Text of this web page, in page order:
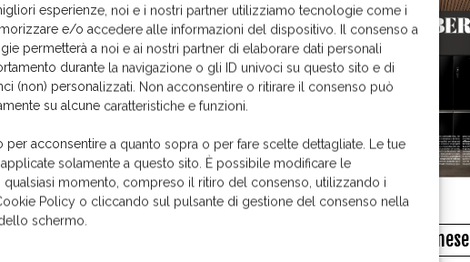
esperienze, noi e i nostri partner utilizziamo tecnologie come i
e/o accedere alle informazioni del dispositivo. Il consenso a
permetterà a noi e ai nostri partner di elaborare dati personali
durante la navigazione o gli ID univoci su questo sito e di
(non) personalizzati. Non acconsentire o ritirare il consenso può
su alcune caratteristiche e funzioni.
per acconsentire a quanto sopra o per fare scelte dettagliate. Le tue
solamente a questo sito. È possibile modificare le
qualsiasi momento, compreso il ritiro del consenso, utilizzando i
Policy o cliccando sul pulsante di gestione del consenso nella
schermo.
Il libro del mese